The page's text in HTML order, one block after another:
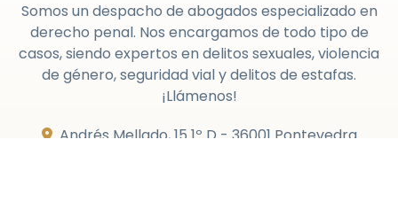
Somos un despacho de abogados especializado en
derecho penal. Nos encargamos de todo tipo de
casos, siendo expertos en delitos sexuales, violencia
de género, seguridad vial y delitos de estafas.
¡Llámenos!
Andrés Mellado, 15 1º D - 36001 Pontevedra